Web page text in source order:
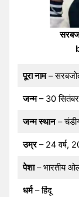
पूरा नाम–
जन्म– 30
जन्म स्थान–
उम्र– 24 वर्ष,
पेशा– भारतीय
धर्म– हिंदू